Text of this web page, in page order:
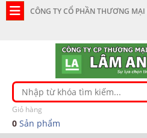
CÔNG TY CỔ PHẦN THƯƠNG
Giỏ hàng
0 Sản phẩm